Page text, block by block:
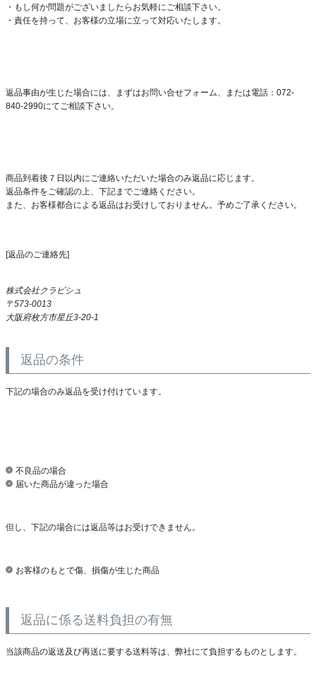
・もし何か問題がございましたらお気軽にご相談下さい。
・責任を持って、お客様の立場に立って対応いたします。
返品事由が生じた場合には、まずはお問い合せフォーム、または電話：072-
840-2990にてご相談下さい。
商品到着後７日以内にご連絡いただいた場合のみ返品に応じます。
返品条件をご確認の上、下記までご連絡ください。
また、お客様都合による返品はお受けしておりません。予めご了承ください。
[返品のご連絡先]
株式会社クラビシュ
573-0013
大阪府枚方市星丘3-20-1
返品の条件
下記の場合のみ返品を受け付けています。
不良品の場合
届いた商品が違った場合
但し、下記の場合には返品等はお受けできません。
お客様のもとで傷、損傷が生じた商品
返品に係る送料負担の有無
当該商品の返送及び再送に要する送料等は、弊社にて負担するものとします。